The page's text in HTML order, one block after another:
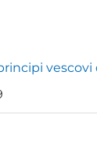
vescovi